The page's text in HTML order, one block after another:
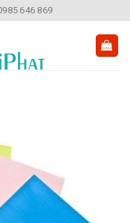
646 869